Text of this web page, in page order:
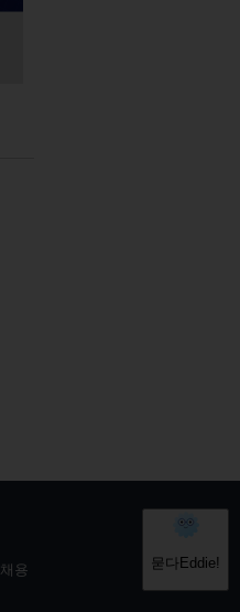
채용